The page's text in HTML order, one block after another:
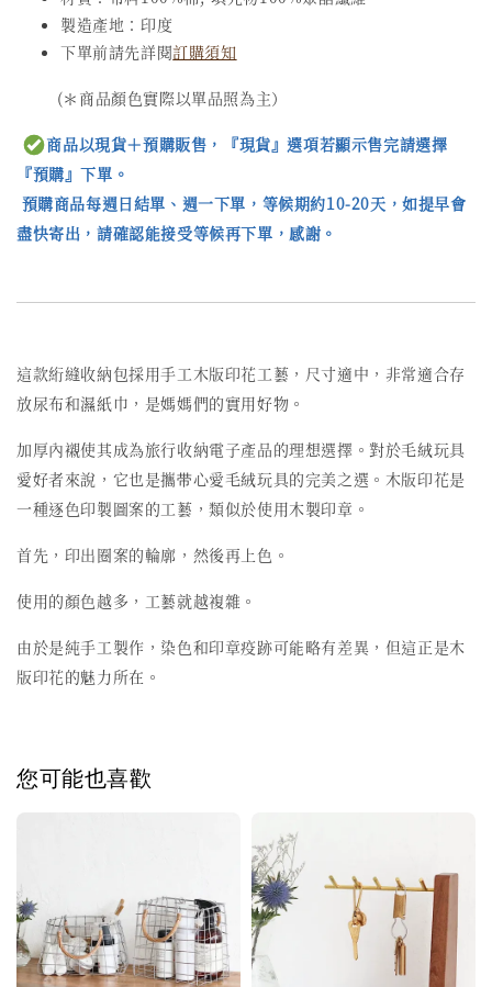
製造產地：印度
下單前請先詳閱訂購須知
(＊商品顏色實際以單品照為主）
商品以現貨＋預購販售，『現貨』選項若顯示售完請選擇
『預購』下單。
預購商品每週日結單、週一下單，等候期約10-20天，如提早會
盡快寄出，請確認能接受等候再下單，感謝。
這款絎縫收納包採用手工木版印花工藝，尺寸適中，非常適合存
放尿布和濕紙巾，是媽媽們的實用好物。
加厚內襯使其成為旅行收納電子產品的理想選擇。對於毛絨玩具
愛好者來說，它也是攜带心愛毛絨玩具的完美之選。木版印花是
一種逐色印製圖案的工藝，類似於使用木製印章。
首先，印出圈案的輪廓，然後再上色。
使用的顏色越多，工藝就越複雜。
由於是純手工製作，染色和印章疫跡可能略有差異，但這正是木
版印花的魅力所在。
您可能也喜歡